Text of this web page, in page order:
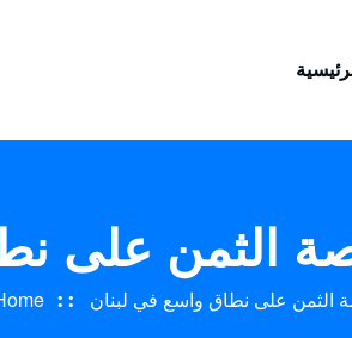
الثمن على
الثمن على نطاق واسع في لبنان